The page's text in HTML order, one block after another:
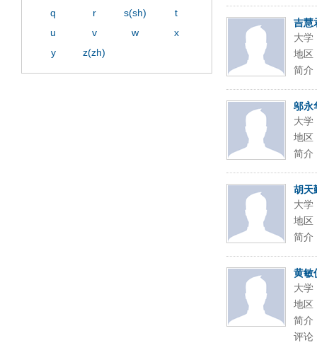
吉慧
大学
地区
简介
邬永
大学
地区
简介
胡天
大学
地区
简介
黄敏
大学
地区
简介
评论
q
r s(sh)
t
u
v w
x
y
z(zh)